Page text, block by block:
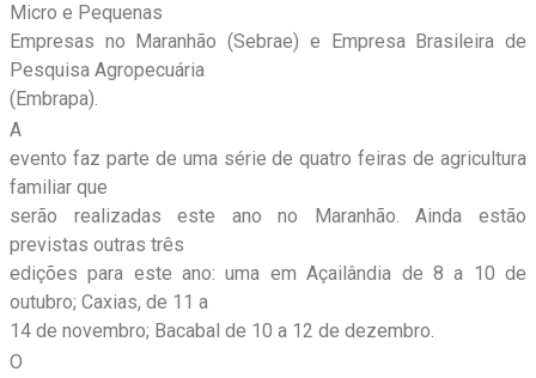
Micro e Pequenas
Empresas no Maranhão (Sebrae) e Empresa Brasileira de
Pesquisa Agropecuária
(Embrapa).
A
evento faz parte de uma série de quatro feiras de agricultura
familiar que
serão realizadas este ano no Maranhão. Ainda estão
previstas outras três
edições para este ano: uma em Açailândia de 8 a 10 de
outubro; Caxias, de 11 a
14 de novembro; Bacabal de 10 a 12 de dezembro.
O